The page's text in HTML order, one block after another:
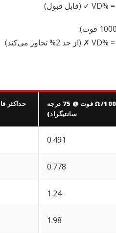
VD% ✓ (قابل قبول)
VD% ✗ (از حد 2% تجاوز می‌کند)
مقاومت (Ω/1000 فوت @ 75 درجه
سانتیگراد)
0.491
0.778
1.24
1.98